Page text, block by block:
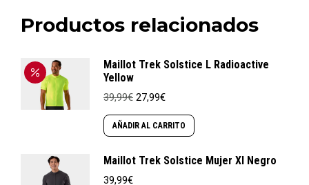
Productos relacionados
Maillot Trek Solstice L Radioactive
Yellow
39,99€ El
original
era:
27,99€El
actual
es:
AÑADIR AL CARRITO
Maillot Trek Solstice Mujer Xl Negro
39,99€